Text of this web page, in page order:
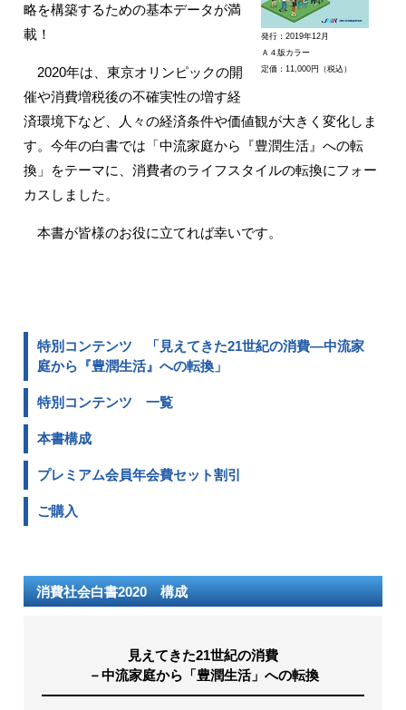
発行：2019年12月
Ａ４版カラー
定価：11,000円（税込）
略を構築するための基本データが満
載！
2020年は、東京オリンピックの開
催や消費増税後の不確実性の増す経
済環境下など、人々の経済条件や価値観が大きく変化しま
す。今年の白書では「中流家庭から『豊潤生活』への転
換」をテーマに、消費者のライフスタイルの転換にフォー
カスしました。
本書が皆様のお役に立てれば幸いです。
特別コンテンツ 「見えてきた21世紀の消費―中流家
庭から『豊潤生活』への転換」
特別コンテンツ 一覧
本書構成
プレミアム会員年会費セット割引
ご購入
消費社会白書2020 構成
見えてきた21世紀の消費
－中流家庭から「豊潤生活」への転換